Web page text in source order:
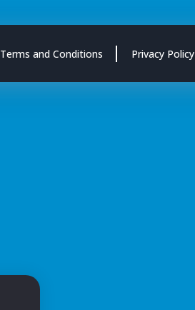
Terms and Conditions Privacy Policy